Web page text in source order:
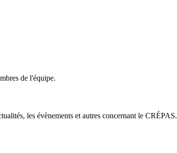
de l'équipe.
les évènements et autres concernant le CRÉPAS.